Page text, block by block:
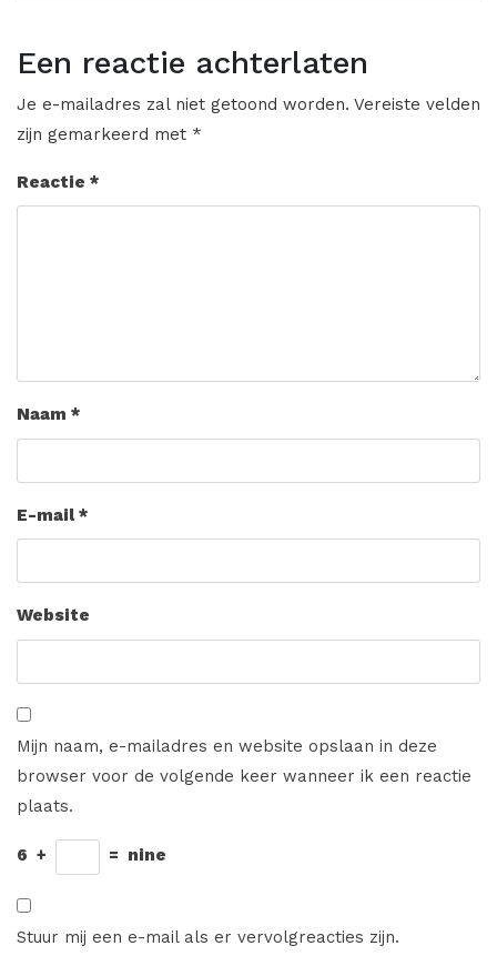
Een reactie achterlaten
Je e-mailadres zal niet getoond worden. Vereiste velden
zijn gemarkeerd met *
Reactie *
Naam *
E-mail*
Website
Mijn naam, e-mailadres en website opslaan in deze
browser voor de volgende keer wanneer ik een reactie
plaats.
6 + = nine
Stuur mij een e-mail als er vervolgreacties zijn.